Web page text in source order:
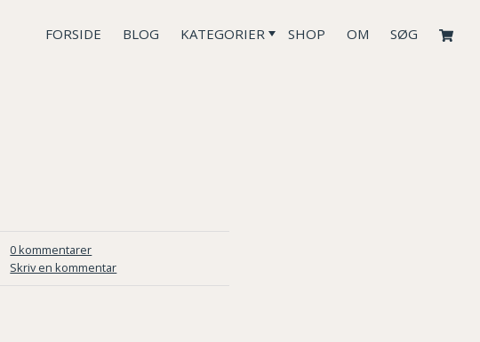
FORSIDE BLOG KATEGORIER SHOP OM SØG
0 kommentarer
Skriv en kommentar